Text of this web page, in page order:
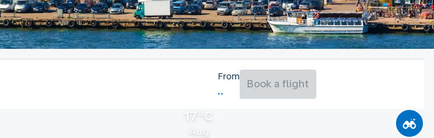
17°C
Aug
From
Book a flight